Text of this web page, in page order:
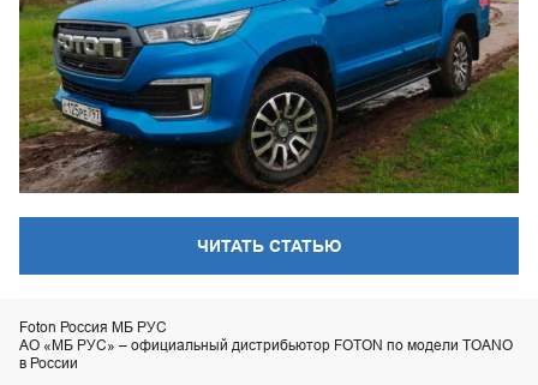
ЧИТАТЬ СТАТЬЮ
Foton Россия МБ РУС
АО «МБ РУС» – официальный дистрибьютор FOTON по модели TOANO
в России